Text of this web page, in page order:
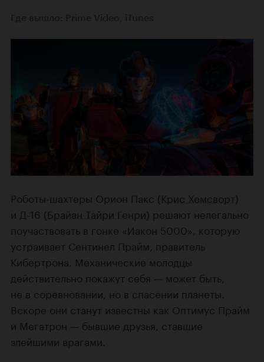
Роботы-шахтеры Орион Пакс (Крис Хемсворт)
и Д-16 (Брайан Тайри Генри) решают нелегально
поучаствовать в гонке «Иакон 5000», которую
устраивает Сентинел Прайм, правитель
Кибертрона. Механические молодцы
действительно покажут себя — может быть,
не в соревновании, но в спасении планеты.
Вскоре они станут известны как Оптимус Прайм
и Мегатрон — бывшие друзья, ставшие
злейшими врагами.